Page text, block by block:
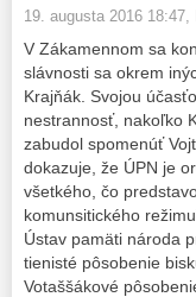
19. augusta 2016 18:47
V Zákamennom sa
slávnosti sa okrem
Krajňák. Svojou
nestrannosť, nakoľko
zabudol spomenúť
dokazuje, že ÚPN je
všetkého, čo
komunsitického
Ústav pamäti národa
tienisté pôsobenie
Votaššákové